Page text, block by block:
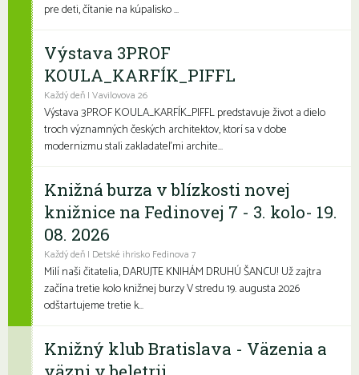
pre deti, čítanie na kúpalisko ...
Výstava 3PROF
KOULA_KARFÍK_PIFFL
Každý deň | Vavilovova 26
Výstava 3PROF KOULA_KARFÍK_PIFFL predstavuje život a dielo
troch významných českých architektov, ktorí sa v dobe
modernizmu stali zakladateľmi archite...
Knižná burza v blízkosti novej
knižnice na Fedinovej 7 - 3. kolo- 19.
08. 2026
Každý deň | Detské ihrisko Fedinova 7
Milí naši čitatelia, DARUJTE KNIHÁM DRUHÚ ŠANCU! Už zajtra
začína tretie kolo knižnej burzy V stredu 19. augusta 2026
odštartujeme tretie k...
Knižný klub Bratislava - Väzenia a